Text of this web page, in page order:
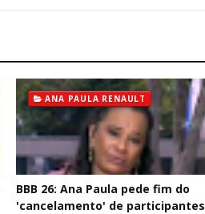
ANA PAULA RENAULT
BBB 26: Ana Paula pede fim do
'cancelamento' de participantes